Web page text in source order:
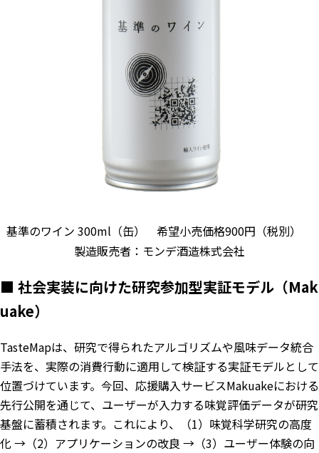
基準のワイン 300ml（缶） 希望小売価格900円（税別）
製造販売者：モンデ酒造株式会社
■ 社会実装に向けた研究参加型実証モデル（Mak
uake）
TasteMapは、研究で得られたアルゴリズムや風味データ統合
手法を、実際の消費行動に適用して検証する実証モデルとして
位置づけています。今回、応援購入サービスMakuakeにおける
先行公開を通じて、ユーザーが入力する味覚評価データが研究
基盤に蓄積されます。これにより、（1）味覚科学研究の高度
化 →（2）アプリケーションの改良 →（3）ユーザー体験の向